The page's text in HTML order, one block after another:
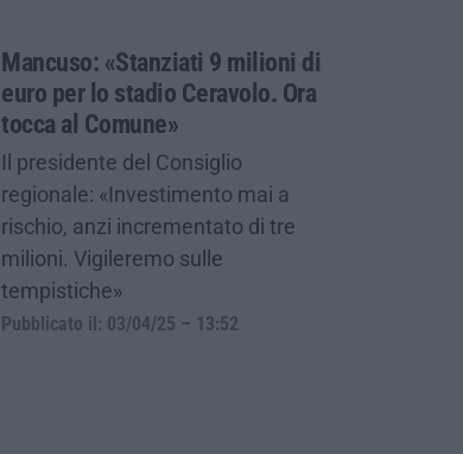
Mancuso: «Stanziati 9 milioni di
euro per lo stadio Ceravolo. Ora
tocca al Comune»
Il presidente del Consiglio
regionale: «Investimento mai a
rischio, anzi incrementato di tre
milioni. Vigileremo sulle
tempistiche»
Pubblicato il: 03/04/25 – 13:52